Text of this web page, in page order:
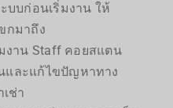
บบก่อนเริ่มงาน ให้
กมาถึง
งาน Staff คอยสแตน
และแก้ไขปัญหาทาง
ช่า